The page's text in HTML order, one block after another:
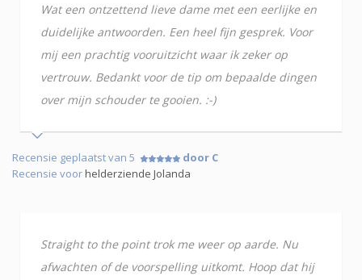
Wat een ontzettend lieve dame met een eerlijke en
duidelijke antwoorden. Een heel fijn gesprek. Voor
mij een prachtig vooruitzicht waar ik zeker op
vertrouw. Bedankt voor de tip om bepaalde dingen
over mijn schouder te gooien. :-)
Recensie geplaatst van 5
door C
Recensie voorhelderziende Jolanda
Straight to the point trok me weer op aarde. Nu
afwachten of de voorspelling uitkomt. Hoop dat hij